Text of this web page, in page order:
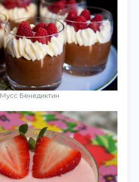
Мусс Бенедиктин